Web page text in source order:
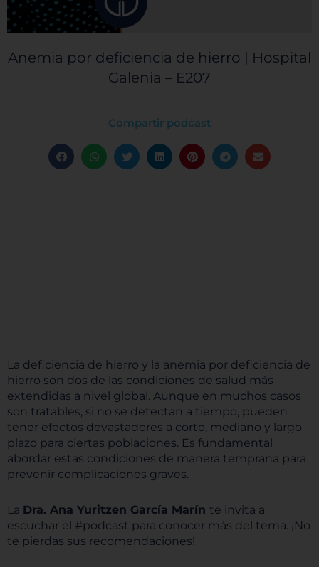
Anemia por deficiencia de hierro | Hospital
Galenia – E207
Compartir podcast
La deficiencia de hierro y la anemia por deficiencia de
hierro son dos de las condiciones de salud más
extendidas a nivel global. Aunque en muchos casos
son tratables, si no se detectan a tiempo, pueden
tener efectos devastadores a corto, mediano y largo
plazo para ciertas poblaciones. Es fundamental
abordar estas condiciones de manera temprana para
prevenir complicaciones graves.
La Dra. Ana Yuritzen García Marín te invita a
escuchar el #podcast para conocer más del tema. ¡No
te pierdas sus recomendaciones!